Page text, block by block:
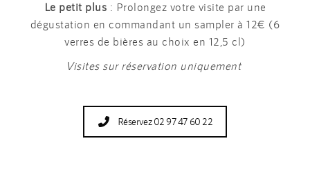
Le petit plus : Prolongez votre visite par une
dégustation en commandant un sampler à 12€ (6
verres de bières au choix en 12,5 cl)
Visites sur réservation uniquement
Réservez 02 97 47 60 22